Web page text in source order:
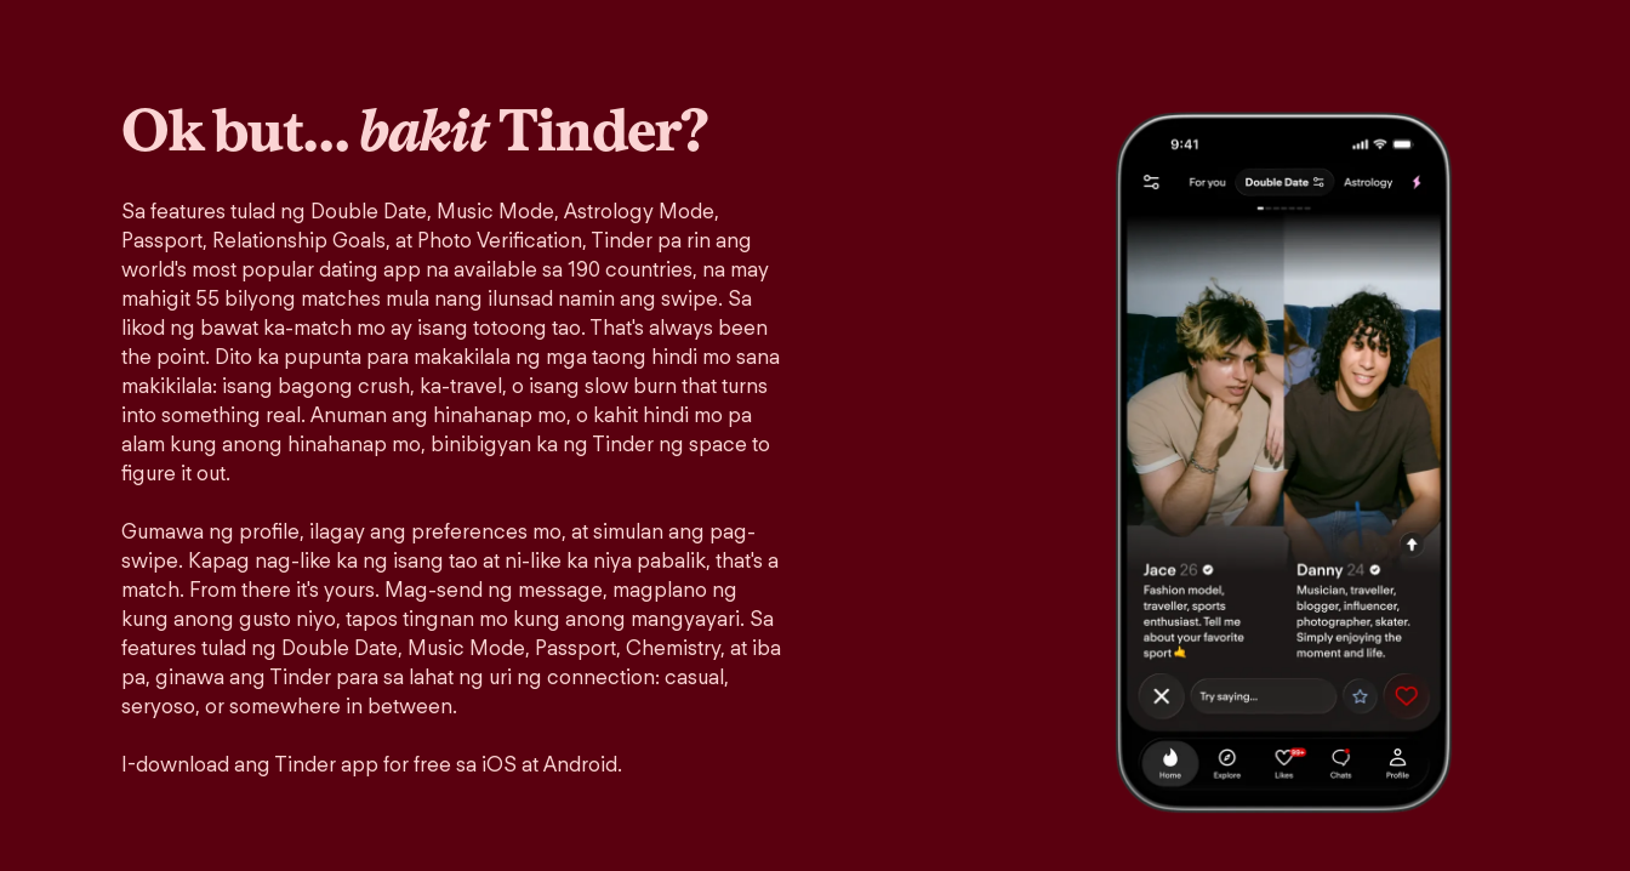
Ok but…bakitTinder?
Sa features tulad ng Double Date, Music Mode, Astrology Mode,
Passport, Relationship Goals, at Photo Verification, Tinder pa rin ang
world's most popular dating app na available sa 190 countries, na may
mahigit 55 bilyong matches mula nang ilunsad namin ang swipe. Sa
likod ng bawat ka-match mo ay isang totoong tao. That's always been
the point. Dito ka pupunta para makakilala ng mga taong hindi mo sana
makikilala: isang bagong crush, ka-travel, o isang slow burn that turns
into something real. Anuman ang hinahanap mo, o kahit hindi mo pa
alam kung anong hinahanap mo, binibigyan ka ng Tinder ng space to
figure it out.
Gumawa ng profile, ilagay ang preferences mo, at simulan ang pag-
swipe. Kapag nag-like ka ng isang tao at ni-like ka niya pabalik, that's a
match. From there it's yours. Mag-send ng message, magplano ng
kung anong gusto niyo, tapos tingnan mo kung anong mangyayari. Sa
features tulad ng Double Date, Music Mode, Passport, Chemistry, at iba
pa, ginawa ang Tinder para sa lahat ng uri ng connection: casual,
seryoso, or somewhere in between.
I-download ang Tinder app for free sa iOS at Android.